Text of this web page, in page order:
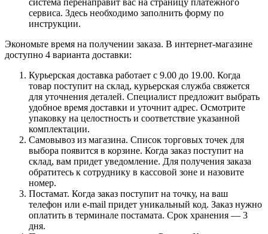
сервиса. Здесь необходимо заполнить форму по
инструкции.
Экономьте время на получении заказа. В интернет-магазине
доступно 4 варианта доставки:
Курьерская доставка работает с 9.00 до 19.00. Когда
товар поступит на склад, курьерская служба свяжется
для уточнения деталей. Специалист предложит выбрать
удобное время доставки и уточнит адрес. Осмотрите
упаковку на целостность и соответствие указанной
комплектации.
Самовывоз из магазина. Список торговых точек для
выбора появится в корзине. Когда заказ поступит на
склад, вам придет уведомление. Для получения заказа
обратитесь к сотруднику в кассовой зоне и назовите
номер.
Постамат. Когда заказ поступит на точку, на ваш
телефон или e-mail придет уникальный код. Заказ нужно
оплатить в терминале постамата. Срок хранения — 3
дня.